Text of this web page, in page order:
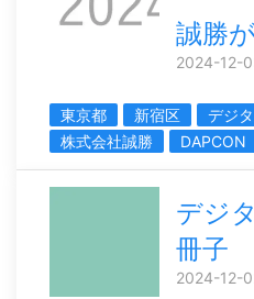
誠勝
2024-12-
東京都 新宿区
デジ
株式会社誠勝
DAPCON
デジ
冊子
2024-12-